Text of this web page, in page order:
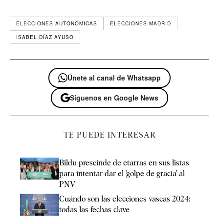
ELECCIONES AUTONÓMICAS
ELECCIONES MADRID
ISABEL DÍAZ AYUSO
Únete al canal de Whatsapp
Síguenos en Google News
TE PUEDE INTERESAR
Bildu prescinde de etarras en sus listas
para intentar dar el 'golpe de gracia' al
PNV
Cuándo son las elecciones vascas 2024:
todas las fechas clave